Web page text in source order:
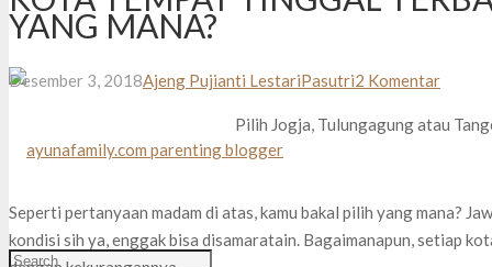
YANG MANA?
Desember 3, 2018Ajeng Pujianti LestariPasutri2 Komentar
Pilih Jogja, Tulungagung atau
Seperti pertanyaan madam di atas, kamu bakal pilih yang mana?
kondisi sih ya, enggak bisa disamaratain. Bagaimanapun, setiap